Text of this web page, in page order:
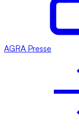
AGRA Presse